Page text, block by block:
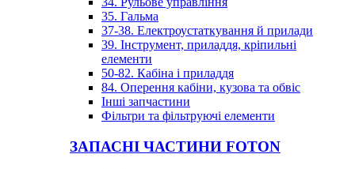
35. Гальма
37-38. Електроустаткування й прилади
39. Інструмент, приладдя, кріпильні
елементи
50-82. Кабіна і приладдя
84. Оперення кабіни, кузова та обвіс
Інші запчастини
Фільтри та фільтруючі елементи
ЗАПАСНІ ЧАСТИНИ FOTON